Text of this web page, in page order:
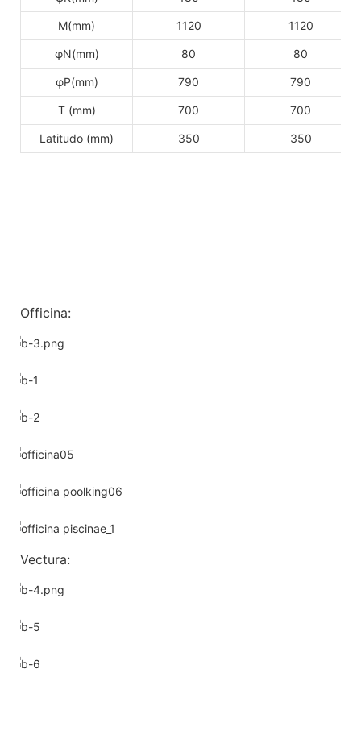
M(mm) 1120 1120
φN(mm) 80 80
φP(mm) 790 790
T (mm) 700 700
Latitudo (mm) 350 350
Officina:
Vectura: